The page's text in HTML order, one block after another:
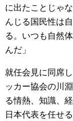
に出たことじゃ
んじる国民性は
る。いつも自然
んだ」
就任会見に同席
ッカー協会の川
る情熱、知識、
日本代表を任せ